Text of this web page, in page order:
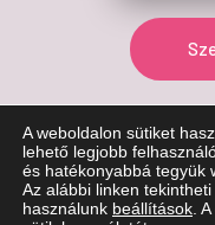
© Copyright 2026.
A weboldalon sütiket
lehető legjobb
és hatékonyabbá tegyük
Az alábbi linken
használunk beállítások .